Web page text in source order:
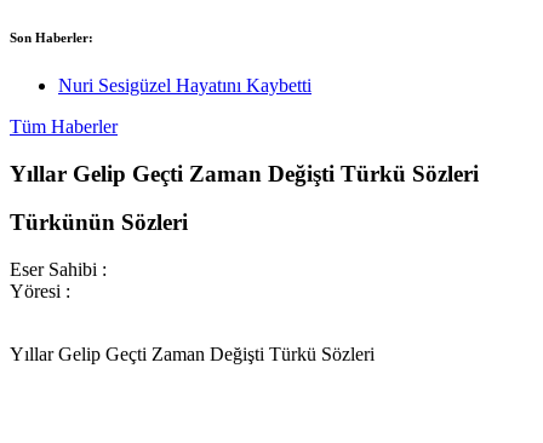
Son Haberler:
Nuri Sesigüzel Hayatını Kaybetti
Tüm Haberler
Yıllar Gelip Geçti Zaman Değişti Türkü Sözleri
Türkünün Sözleri
Eser Sahibi :
Yöresi :
Yıllar Gelip Geçti Zaman Değişti Türkü Sözleri